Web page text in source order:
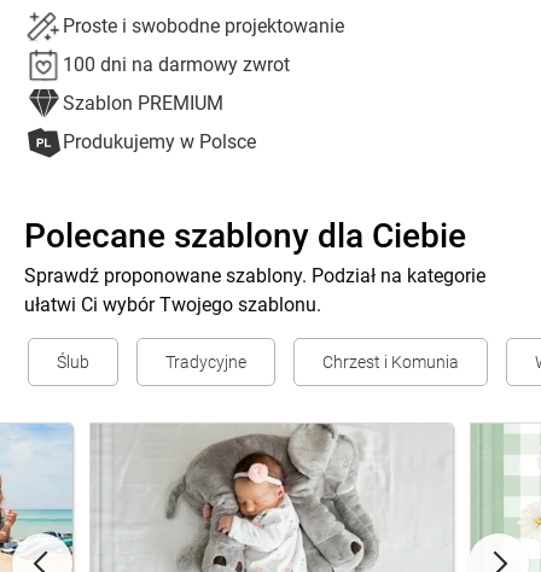
Proste i swobodne projektowanie
100 dni na darmowy zwrot
Szablon PREMIUM
Produkujemy w Polsce
Polecane szablony dla Ciebie
Sprawdź proponowane szablony. Podział na kategorie
ułatwi Ci wybór Twojego szablonu.
Ślub Tradycyjne Chrzest i Komunia